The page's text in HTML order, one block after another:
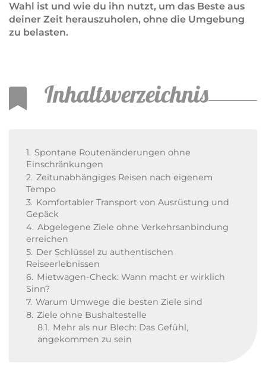
Wahl ist und wie du ihn nutzt, um das Beste aus
deiner Zeit herauszuholen, ohne die Umgebung
zu belasten.
Inhaltsverzeichnis
1. Spontane Routenänderungen ohne
Einschränkungen
2. Zeitunabhängiges Reisen nach eigenem
Tempo
3. Komfortabler Transport von Ausrüstung und
Gepäck
4. Abgelegene Ziele ohne Verkehrsanbindung
erreichen
5. Der Schlüssel zu authentischen
Reiseerlebnissen
6. Mietwagen-Check: Wann macht er wirklich
Sinn?
7. Warum Umwege die besten Ziele sind
8. Ziele ohne Bushaltestelle
8.1. Mehr als nur Blech: Das Gefühl,
angekommen zu sein